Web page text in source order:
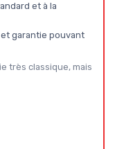
et à la
garantie pouvant
très classique, mais